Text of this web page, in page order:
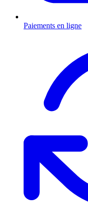
Paiements en ligne